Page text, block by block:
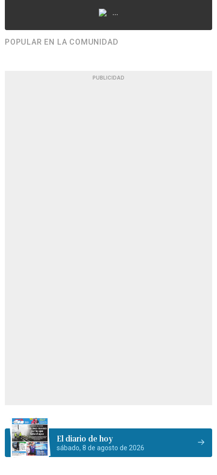
...
POPULAR EN LA COMUNIDAD
PUBLICIDAD
El diario de hoy
sábado, 8 de agosto de 2026